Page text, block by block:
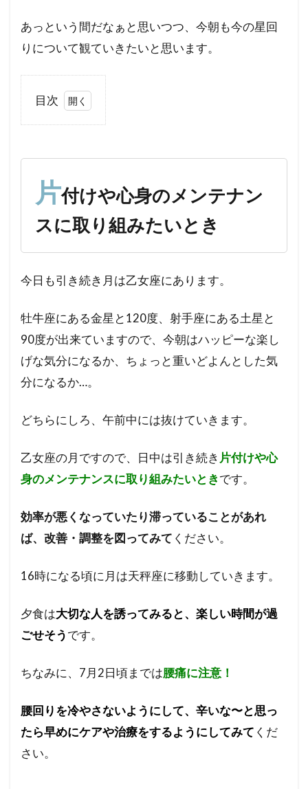
あっという間だなぁと思いつつ、今朝も今の星回
りについて観ていきたいと思います。
目次
や
心
身
の
ン
ナ
に
取
組
み
と
片付けや心身のメンテナン
スに取り組みたいとき
今日も引き続き月は乙女座にあります。
牡牛座にある金星と120度、射手座にある土星と
90度が出来ていますので、今朝はハッピーな楽し
げな気分になるか、ちょっと重いどよんとした気
分になるか…。
どちらにしろ、午前中には抜けていきます。
乙女座の月ですので、日中は引き続き 片付けや心
身のメンテナンスに取り組みたいときです。
効率が悪くなっていたり滞っていることがあれ
ば、改善・調整を図ってみて ください。
16時になる頃に月は天秤座に移動していきます。
夕食は大切な人を誘ってみると、楽しい時間が過
ごせそうです。
ちなみに、7月2日頃までは腰痛に注意！
腰回りを冷やさないようにして、辛いな〜と思っ
たら早めにケアや治療をするようにしてみて くだ
さい。